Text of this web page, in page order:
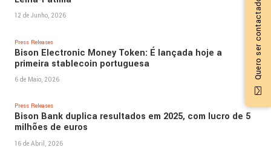
12 de Junho, 2026
Press Releases
Bison Electronic Money Token: É lançada hoje a
primeira stablecoin portuguesa
6 de Maio, 2026
Press Releases
Bison Bank duplica resultados em 2025, com lucro de 5
milhões de euros
16 de Abril, 2026
Quero ser contactado